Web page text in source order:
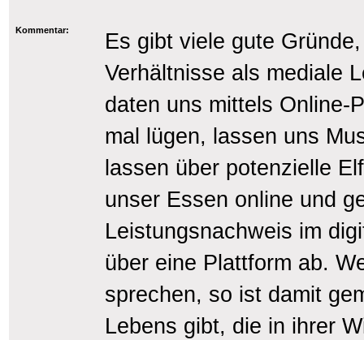
Kommentar:
Es gibt viele gute
Verhältnisse als mediale
daten uns mittels Online-
mal lügen, lassen uns
lassen über potenzielle
unser Essen online und
Leistungsnachweis im
über eine Plattform ab.
sprechen, so ist damit
Lebens gibt, die in ihrer